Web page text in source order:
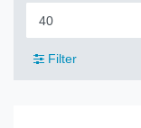
Filter